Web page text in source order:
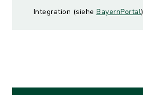
Integration (siehe BayernPortal)